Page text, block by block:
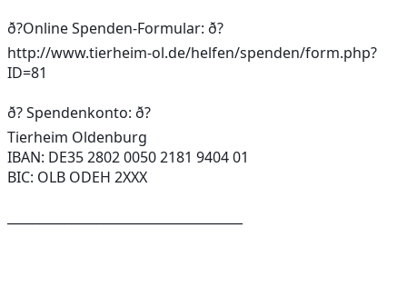
ð?Online Spenden-Formular: ð?
http://www.tierheim-ol.de/helfen/spenden/form.php?
ID=81
ð? Spendenkonto: ð?
Tierheim Oldenburg
IBAN: DE35 2802 0050 2181 9404 01
BIC: OLB ODEH 2XXX